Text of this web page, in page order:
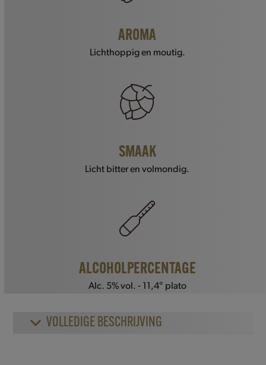
AROMA
Lichthoppig en moutig.
SMAAK
Licht bitter en volmondig.
ALCOHOLPERCENTAGE
Alc. 5% vol. - 11,4° plato
VOLLEDIGE BESCHRIJVING